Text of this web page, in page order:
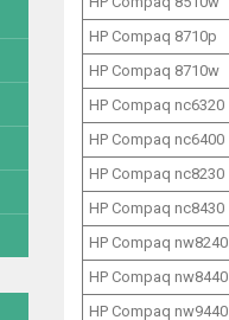
HP Compaq 8710p
HP Compaq 8710w
HP Compaq nc6320
HP Compaq nc6400
HP Compaq nc8230
HP Compaq nc8430
HP Compaq nw8240
HP Compaq nw8440
HP Compaq nw9440